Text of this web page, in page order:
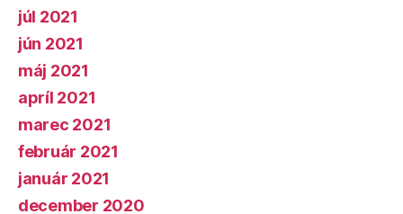
júl 2021
jún 2021
máj 2021
apríl 2021
marec 2021
február 2021
január 2021
december 2020